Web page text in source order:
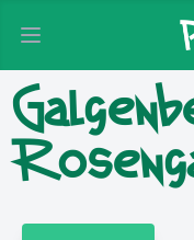
Open main menu